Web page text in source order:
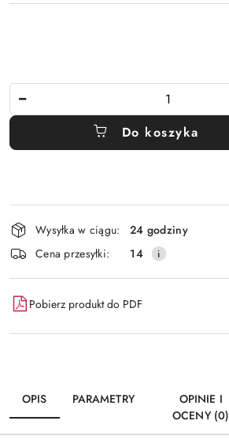
Do koszyka
Wyślij
Dostępność
i
dostawa
Wysyłka w ciągu:
24 godziny
Cena przesyłki:
14
Pobierz produkt do PDF
OPIS PARAMETRY
OPINIE I
OCENY (0)